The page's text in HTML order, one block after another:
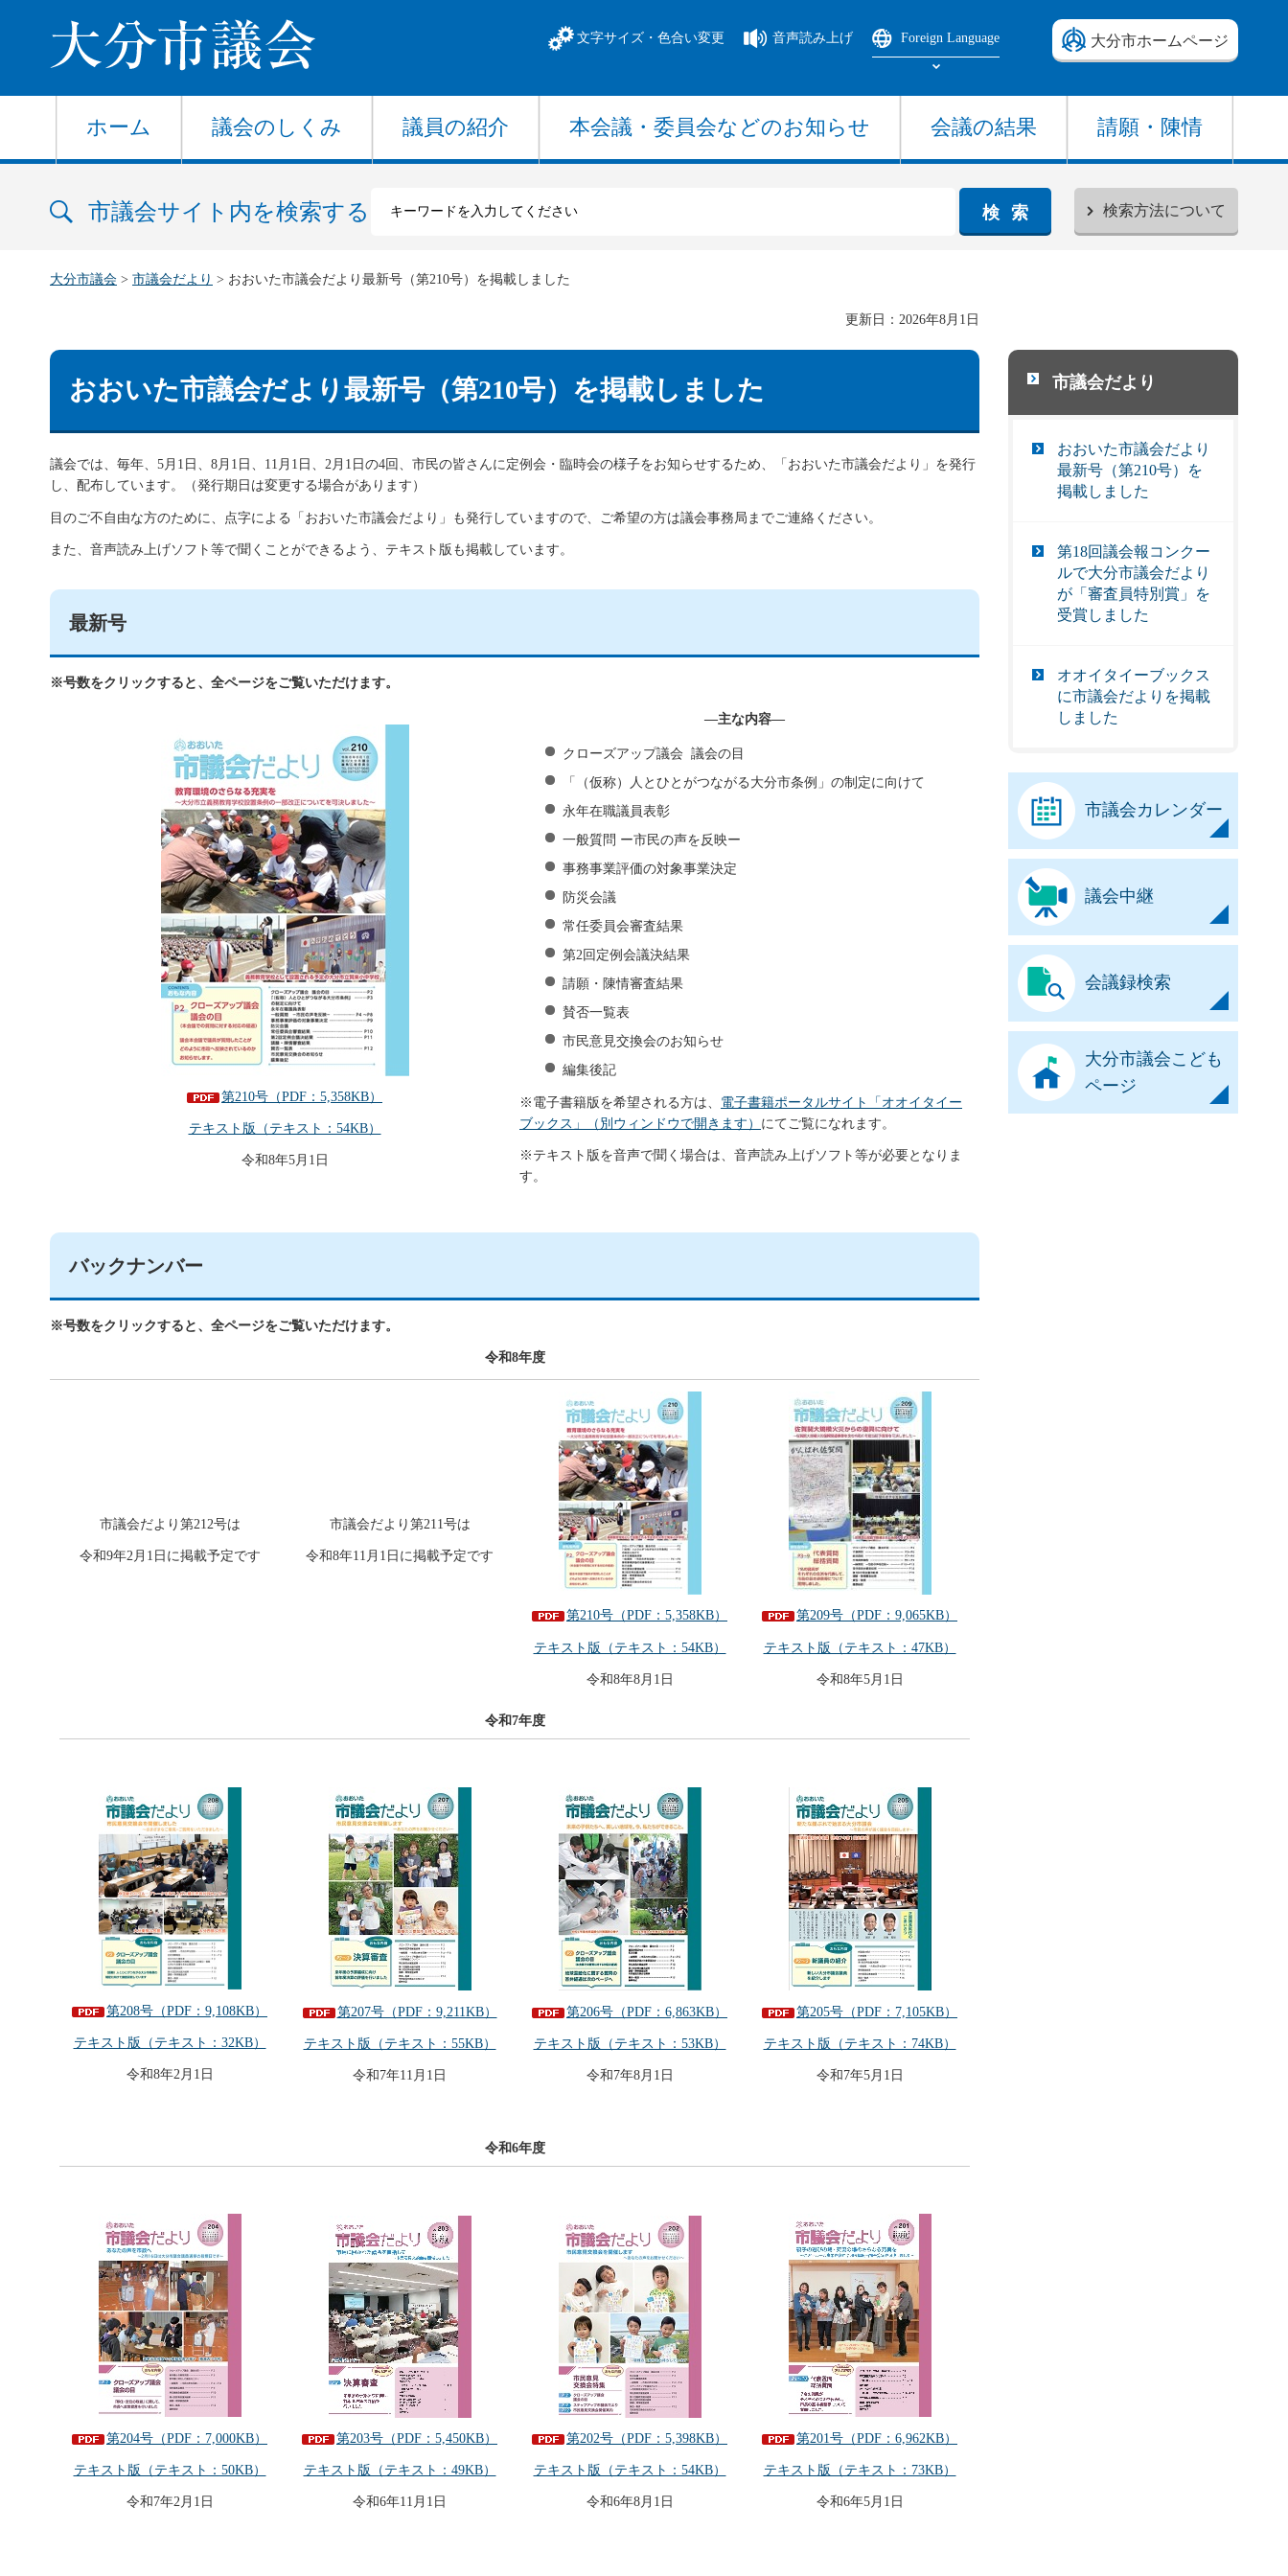
大分市議会
文字サイズ・色合い変更 音声読み上げ
Foreign Language
Select Language
大分市ホームページ
ホーム 議会のしくみ 議員の紹介 本会議・委員会などのお知らせ 会議の結果 請願・陳情
市議会サイト内を検索する 検索方法について
大分市議会 > 市議会だより > おおいた市議会だより最新号（第210号）を掲載しました
更新日：2026年8月1日
おおいた市議会だより最新号（第210号）を掲載しました
議会では、毎年、5月1日、8月1日、11月1日、2月1日の4回、市民の皆さんに定例会・臨時会の様子をお知らせするため、「おおいた市議会だより」を発行
し、配布しています。（発行期日は変更する場合があります）
目のご不自由な方のために、点字による「おおいた市議会だより」も発行していますので、ご希望の方は議会事務局までご連絡ください。
また、音声読み上げソフト等で聞くことができるよう、テキスト版も掲載しています。
最新号
※号数をクリックすると、全ページをご覧いただけます。
第210号（PDF：5,358KB）
テキスト版（テキスト：54KB）
令和8年5月1日
―主な内容―
クローズアップ議会 議会の目
「（仮称）人とひとがつながる大分市条例」の制定に向けて
永年在職議員表彰
一般質問 ー市民の声を反映ー
事務事業評価の対象事業決定
防災会議
常任委員会審査結果
第2回定例会議決結果
請願・陳情審査結果
賛否一覧表
市民意見交換会のお知らせ
編集後記
※電子書籍版を希望される方は、 電子書籍ポータルサイト「オオイタイー
ブックス」（別ウィンドウで開きます） にてご覧になれます。
※テキスト版を音声で聞く場合は、音声読み上げソフト等が必要となりま
す。
バックナンバー
※号数をクリックすると、全ページをご覧いただけます。
令和8年度
市議会だより第212号は
令和9年2月1日に掲載予定です
市議会だより第211号は
令和8年11月1日に掲載予定です
第210号（PDF：5,358KB）
テキスト版（テキスト：54KB）
令和8年8月1日
第209号（PDF：9,065KB）
テキスト版（テキスト：47KB）
令和8年5月1日
令和7年度
第208号（PDF：9,108KB）
テキスト版（テキスト：32KB）
令和8年2月1日
第207号（PDF：9,211KB）
テキスト版（テキスト：55KB）
令和7年11月1日
第206号（PDF：6,863KB）
テキスト版（テキスト：53KB）
令和7年8月1日
第205号（PDF：7,105KB）
テキスト版（テキスト：74KB）
令和7年5月1日
令和6年度
第204号（PDF：7,000KB）
テキスト版（テキスト：50KB）
令和7年2月1日
第203号（PDF：5,450KB）
テキスト版（テキスト：49KB）
令和6年11月1日
第202号（PDF：5,398KB）
テキスト版（テキスト：54KB）
令和6年8月1日
第201号（PDF：6,962KB）
テキスト版（テキスト：73KB）
令和6年5月1日
市議会だより
おおいた市議会だより
最新号（第210号）を
掲載しました
第18回議会報コンクー
ルで大分市議会だより
が「審査員特別賞」を
受賞しました
オオイタイーブックス
に市議会だよりを掲載
しました
市議会カレンダー
議会中継
会議録検索
大分市議会こども
ページ